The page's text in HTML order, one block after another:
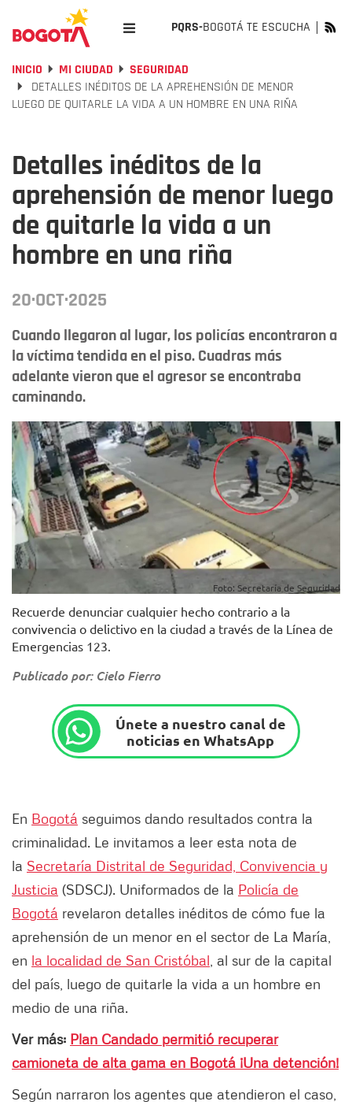
PQRS-BOGOTÁ TE ESCUCHA
INICIO MI CIUDAD
SEGURIDAD
DETALLES INÉDITOS DE LA APREHENSIÓN DE MENOR
LUEGO DE QUITARLE LA VIDA A UN HOMBRE EN UNA RIÑA
Detalles inéditos de la
aprehensión de menor luego
de quitarle la vida a un
hombre en una riña
20·OCT·2025
Cuando llegaron al lugar, los policías encontraron a
la víctima tendida en el piso. Cuadras más
adelante vieron que el agresor se encontraba
caminando.
Foto: Secretaría de Seguridad
Recuerde denunciar cualquier hecho contrario a la
convivencia o delictivo en la ciudad a través de la Línea de
Emergencias 123.
Publicado por: Cielo Fierro
Únete a nuestro canal de
noticias en WhatsApp
En Bogotá seguimos dando resultados contra la
criminalidad. Le invitamos a leer esta nota de
la Secretaría Distrital de Seguridad, Convivencia y
Justicia (SDSCJ). Uniformados de la Policía de
Bogotá revelaron detalles inéditos de cómo fue la
aprehensión de un menor en el sector de La María,
en la localidad de San Cristóbal , al sur de la capital
del país, luego de quitarle la vida a un hombre en
medio de una riña.
Ver más: Plan Candado permitió recuperar
camioneta de alta gama en Bogotá ¡Una detención!
Según narraron los agentes que atendieron el caso,